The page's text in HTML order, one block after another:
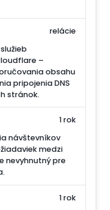
–
obsahu
pripojenia DNS
stránok.
relácie
návštevníkov
medzi
nevyhnutný pre
1 rok
1 rok